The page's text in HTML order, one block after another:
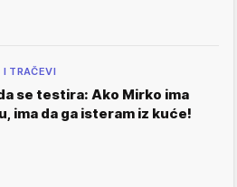
TRAČEVI
se testira: Ako Mirko ima
ima da ga isteram iz kuće!